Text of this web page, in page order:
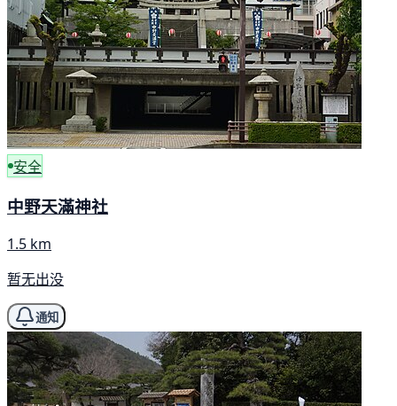
安全
中野天滿神社
1.5 km
暂无出没
通知